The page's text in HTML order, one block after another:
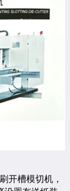
开槽模切机，